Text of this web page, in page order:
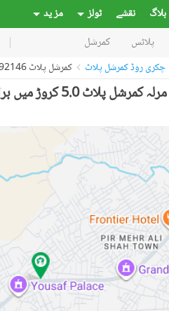
بلاگ نقشے ٹولز مز ید
پلاٹس کمرشل
چکری روڈ کمرشل پلاٹ کمرشل پلاٹ 53392146